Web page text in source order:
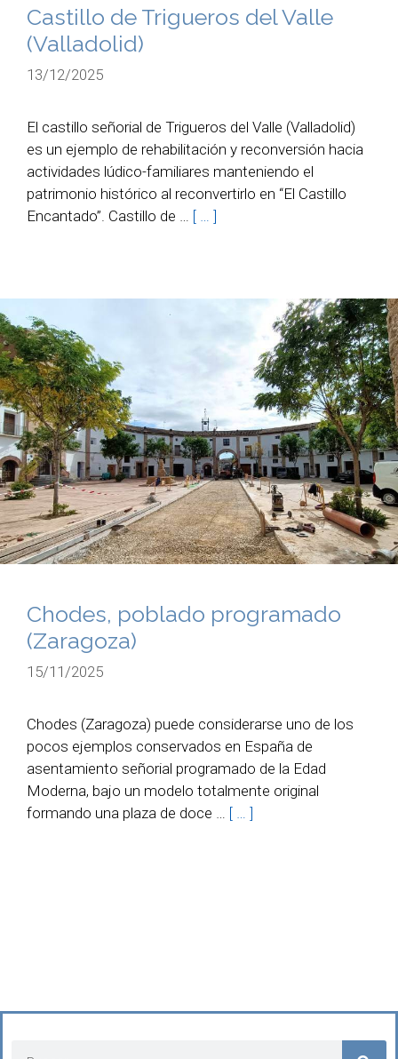
Castillo de Trigueros del Valle
(Valladolid)
13/12/2025
El castillo señorial de Trigueros del Valle (Valladolid)
es un ejemplo de rehabilitación y reconversión hacia
actividades lúdico-familiares manteniendo el
patrimonio histórico al reconvertirlo en “El Castillo
Encantado”. Castillo de … [ … ]
Chodes, poblado programado
(Zaragoza)
15/11/2025
Chodes (Zaragoza) puede considerarse uno de los
pocos ejemplos conservados en España de
asentamiento señorial programado de la Edad
Moderna, bajo un modelo totalmente original
formando una plaza de doce … [ … ]